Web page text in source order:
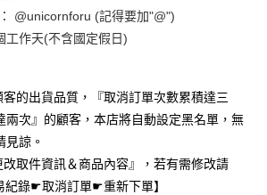
及費用金額請依後續交易確認頁面所載為準。
通過狀況，表示未達大哥付你分期系統評分，恕無
，「大哥付你分期」於每月結算日後寄送繳費提
，可選擇「超商條碼／台灣大直營門市／銀行轉
」等通路繳費。
」】
簡訊認證，即可結帳。
服務後，再付款。
帳流程】
先享後付」後，將跳轉至「AFTEE先享後付」
並確認金額後，即可完成結帳。
將收到繳費通知簡訊。
14天內，點擊此簡訊中的連結，可透過四大超商／
含以上)免運費
含以上)免運費
@unicornforu (記得要加"@")
工作天(不含國定假日)
的出貨品質，『取消訂單次數累積達三
兩次』的顧客，本店將自動設定黑名單，無
見諒。
取件資訊＆商品內容』，若有需修改請
紀錄☛取消訂單☛重新下單】